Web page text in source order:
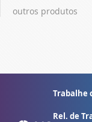
outros produtos
Trabalhe
Rel. de